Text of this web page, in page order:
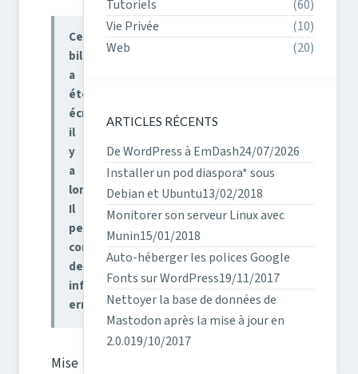
Ce
billet
a
été
écrit
il
y
a
longtemps.
Il
peut
contenir
des
informations
erronées.
Mise
Tutoriels
(60)
Vie Privée
(10)
Web
(20)
ARTICLES RÉCENTS
De WordPress à EmDash24/07/2026
Installer un pod diaspora* sous
Debian et Ubuntu13/02/2018
Monitorer son serveur Linux avec
Munin15/01/2018
Auto-héberger les polices Google
Fonts sur WordPress19/11/2017
Nettoyer la base de données de
Mastodon après la mise à jour en
2.0.019/10/2017